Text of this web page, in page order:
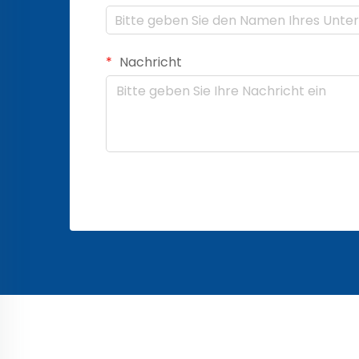
Nachricht